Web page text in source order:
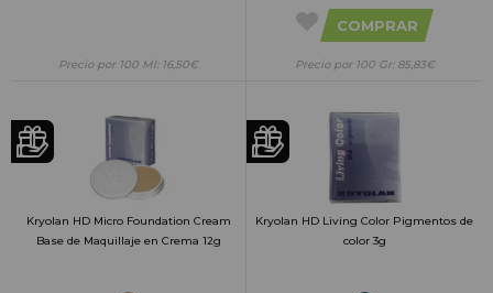
Precio por 100 Ml: 16,50€
COMPRAR
Precio por 100 Gr: 85,83€
Kryolan HD Micro Foundation Cream
Base de Maquillaje en Crema 12g
Kryolan HD Living Color Pigmentos de
color 3g